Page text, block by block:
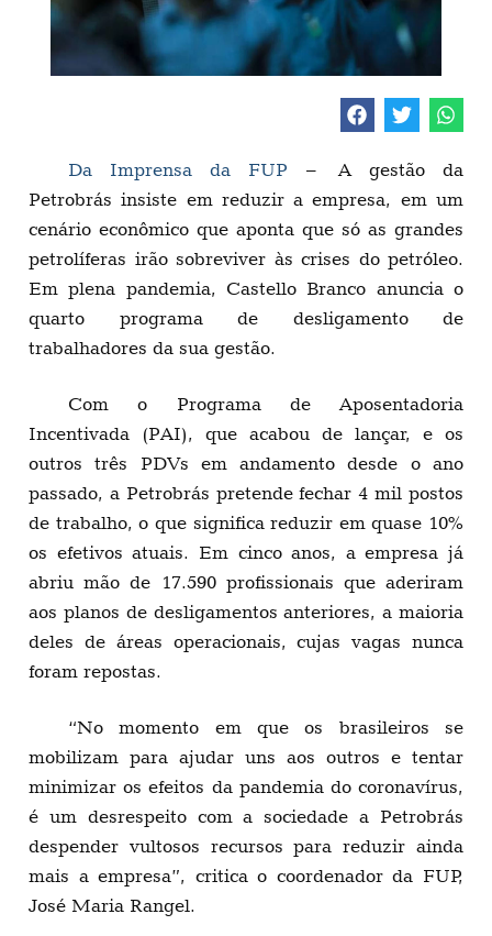
Da Imprensa da FUP – A gestão da
Petrobrás insiste em reduzir a empresa, em um
cenário econômico que aponta que só as grandes
petrolíferas irão sobreviver às crises do petróleo.
Em plena pandemia, Castello Branco anuncia o
quarto programa de desligamento de
trabalhadores da sua gestão.
Com o Programa de Aposentadoria
Incentivada (PAI), que acabou de lançar, e os
outros três PDVs em andamento desde o ano
passado, a Petrobrás pretende fechar 4 mil postos
de trabalho, o que significa reduzir em quase 10%
os efetivos atuais. Em cinco anos, a empresa já
abriu mão de 17.590 profissionais que aderiram
aos planos de desligamentos anteriores, a maioria
deles de áreas operacionais, cujas vagas nunca
foram repostas.
“No momento em que os brasileiros se
mobilizam para ajudar uns aos outros e tentar
minimizar os efeitos da pandemia do coronavírus,
é um desrespeito com a sociedade a Petrobrás
despender vultosos recursos para reduzir ainda
mais a empresa”, critica o coordenador da FUP,
José Maria Rangel.